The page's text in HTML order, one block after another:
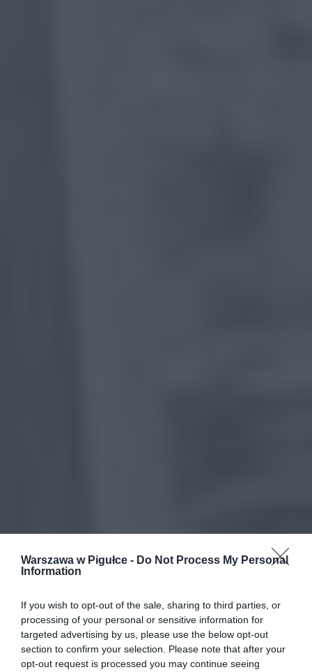
Warszawa w Pigułce - Do Not Process My Personal
Information
If you wish to opt-out of the sale, sharing to third parties, or
processing of your personal or sensitive information for
targeted advertising by us, please use the below opt-out
section to confirm your selection. Please note that after your
opt-out request is processed you may continue seeing